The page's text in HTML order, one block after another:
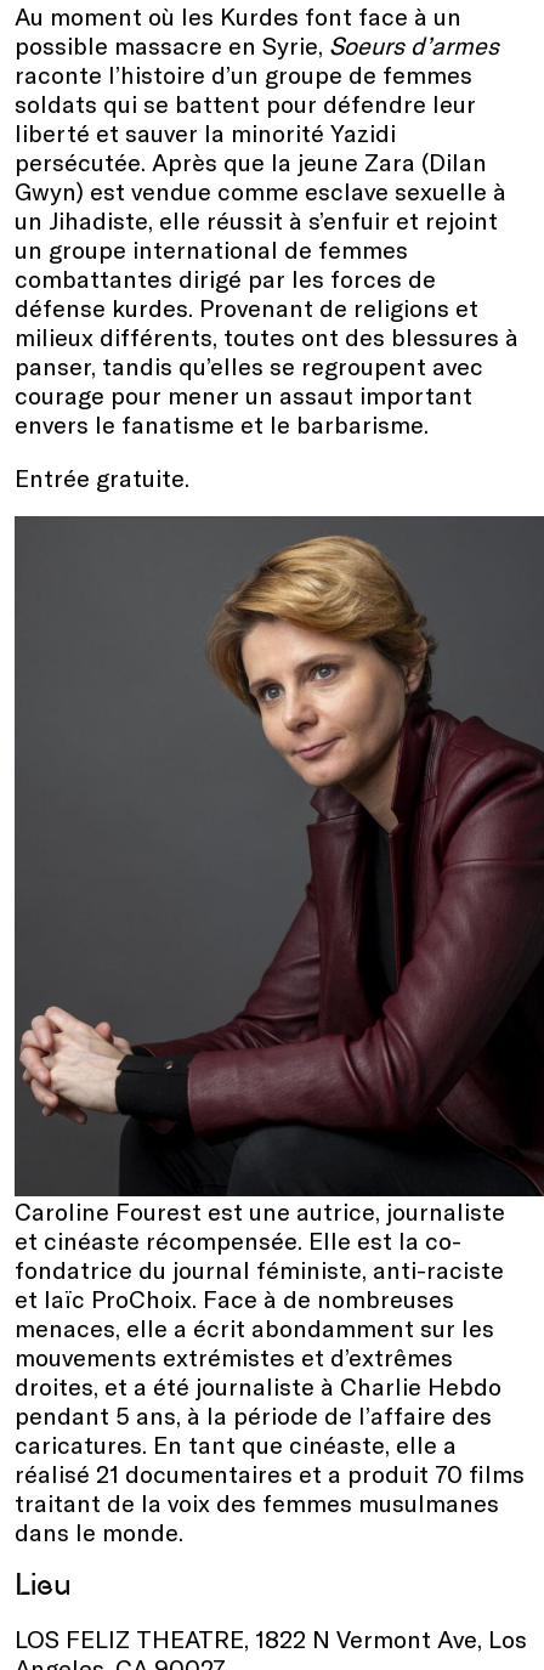
Au moment où les Kurdes font face à un
possible massacre en Syrie, Soeurs d’armes
raconte l’histoire d’un groupe de femmes
soldats qui se battent pour défendre leur
liberté et sauver la minorité Yazidi
persécutée. Après que la jeune Zara (Dilan
Gwyn) est vendue comme esclave sexuelle à
un Jihadiste, elle réussit à s’enfuir et rejoint
un groupe international de femmes
combattantes dirigé par les forces de
défense kurdes. Provenant de religions et
milieux différents, toutes ont des blessures à
panser, tandis qu’elles se regroupent avec
courage pour mener un assaut important
envers le fanatisme et le barbarisme.
Entrée gratuite.
Caroline Fourest est une autrice, journaliste
et cinéaste récompensée. Elle est la co-
fondatrice du journal féministe, anti-raciste
et laïc ProChoix. Face à de nombreuses
menaces, elle a écrit abondamment sur les
mouvements extrémistes et d’extrêmes
droites, et a été journaliste à Charlie Hebdo
pendant 5 ans, à la période de l’affaire des
caricatures. En tant que cinéaste, elle a
réalisé 21 documentaires et a produit 70 films
traitant de la voix des femmes musulmanes
dans le monde.
Lieu
LOS FELIZ THEATRE, 1822 N Vermont Ave, Los